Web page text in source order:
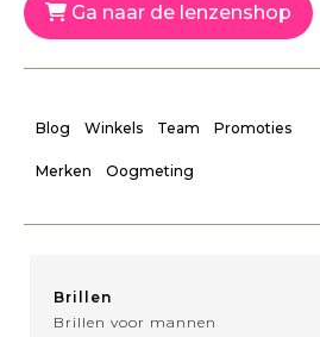
Ga naar de lenzenshop
Blog Winkels Team Promoties
Merken Oogmeting
Brillen
Brillen voor mannen